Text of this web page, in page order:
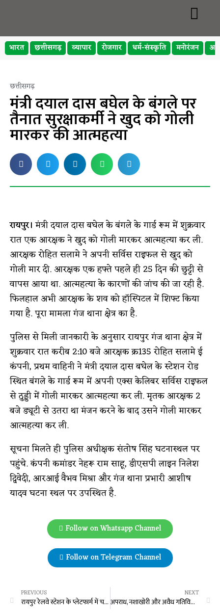
भारत छत्तीसगढ़ व्यापार रोजगार धर्म-संस्कृति मनोरंजन
छत्तीसगढ़
मंत्री दयाल दास बघेल के बंगले पर
तैनात सुरक्षाकर्मी ने खुद को गोली
मारकर की आत्महत्या
रायपुर।मंत्री दयाल दास बघेल के बंगले के गार्ड रूम में शुक्रवार
रात एक आरक्षक ने खुद को गोली मारकर आत्महत्या कर ली.
आरक्षक रोहित सलामे ने अपनी सर्विस राइफल से खुद को
गोली मार दी. आरक्षक एक हफ्ते पहले ही 25 दिन की छुट्टी से
वापस आया था. आत्महत्या के कारणों की जांच की जा रही है.
फिलहाल अभी आरक्षक के शव को हॉस्पिटल में शिफ्ट किया
गया है. पूरा मामला गंज थाना क्षेत्र का है.
पुलिस से मिली जानकारी के अनुसार रायपुर गंज थाना क्षेत्र में
शुक्रवार रात करीब 2:10 बजे आरक्षक क्र135 रोहित सलामे ई
कंपनी, प्रथम वाहिनी ने मंत्री दयाल दास बघेल के स्टेशन रोड
स्थित बंगले के गार्ड रूम में अपनी एक्स केलिबर सर्विस राइफल
से ठुड्डी में गोली मारकर आत्महत्या कर ली. मृतक आरक्षक 2
बजे ड्यूटी से उतरा था मंजन करने के बाद उसने गोली मारकर
आत्महत्या कर ली.
सूचना मिलते ही पुलिस अधीक्षक संतोष सिंह घटनास्थल पर
पहुंचे. कंपनी कमांडर नेहरू राम साहू, डीएसपी लाइन निलेश
द्विवेदी, आरआई वैभव मिश्रा और गंज थाना प्रभारी आशीष
यादव घटना स्थल पर उपस्थित है.
Follow on Whatsapp Channel
Follow on Telegram Channel
PREVIOUS
रायपुर रेलवे स्टेशन के प्लेटफार्म में चली गोली,आरक्षक के सीने पर लगी गोली,सिपाही की इलाज के दौरान मौत
NEXT
अपराध, नशाखोरी और अवैध गतिविधियों पर हमारी सरकार की जीरो टॉलरेंस की नीति : मुख्यमंत्री विष्णु देव साय